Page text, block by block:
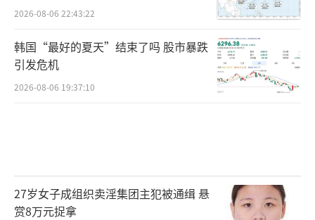
2026-08-06 22:43:22
韩国“最好的夏天”结束了吗 股市暴跌
引发危机
2026-08-06 19:37:10
27岁女子成组织卖淫集团主犯被通缉 悬
赏8万元捉拿